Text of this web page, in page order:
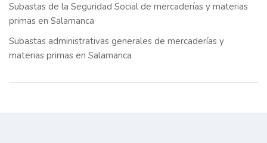
Subastas de la Seguridad Social de mercaderías y materias
primas en Salamanca
Subastas administrativas generales de mercaderías y
materias primas en Salamanca